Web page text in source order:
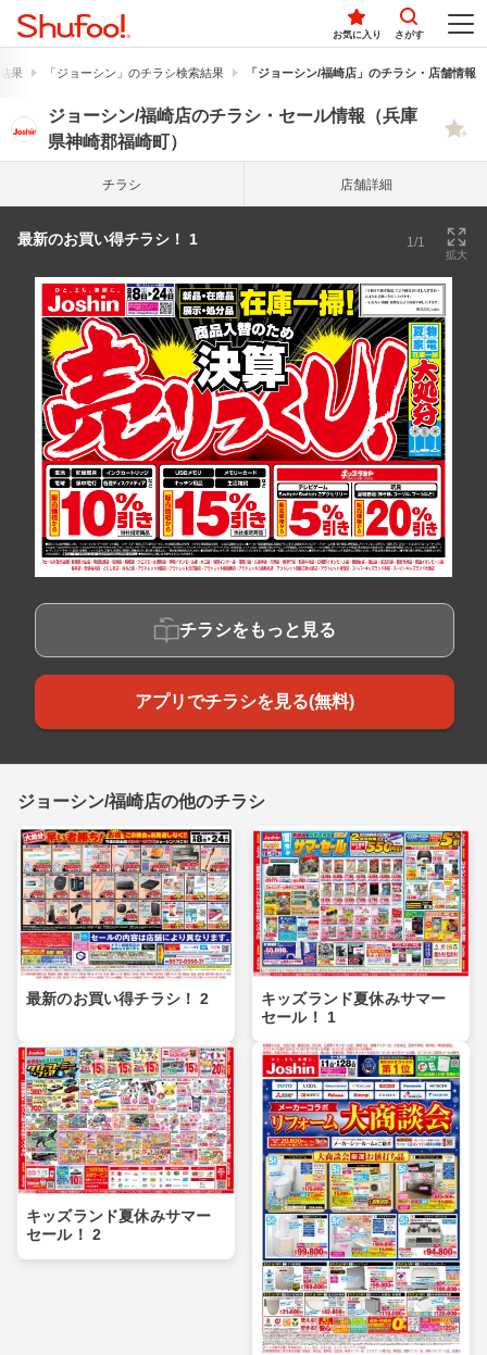
お気に入り さがす
果 「ジョーシン」のチラシ検索結果 「ジョーシン/福崎店」のチラシ・店舗情報
ジョーシン/福崎店のチラシ・セール情報（兵庫
県神崎郡福崎町）
チラシ 店舗詳細
最新のお買い得チラシ！ 1 1/1
拡大
チラシをもっと見る
アプリでチラシを見る(無料)
ジョーシン/福崎店の他のチラシ
最新のお買い得チラシ！ 2
キッズランド夏休みサマー
セール！ 1
キッズランド夏休みサマー
セール！ 2